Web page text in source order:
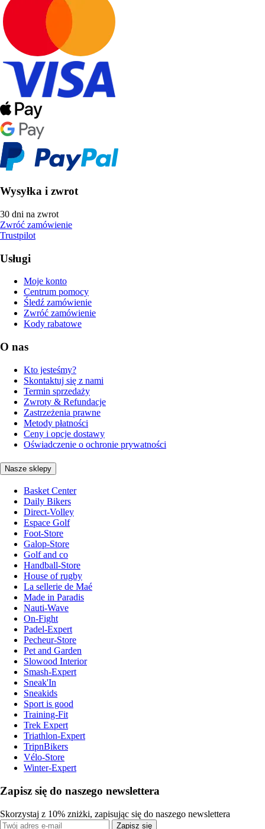
Wysyłka i zwrot
30 dni na zwrot
Zwróć zamówienie
Trustpilot
Usługi
Moje konto
Centrum pomocy
Śledź zamówienie
Zwróć zamówienie
Kody rabatowe
O nas
Kto jesteśmy?
Skontaktuj się z nami
Termin sprzedaży
Zwroty & Refundacje
Zastrzeżenia prawne
Metody płatności
Ceny i opcje dostawy
Oświadczenie o ochronie prywatności
Nasze sklepy
Basket Center
Daily Bikers
Direct-Volley
Espace Golf
Foot-Store
Galop-Store
Golf and co
Handball-Store
House of rugby
La sellerie de Maé
Made in Paradis
Nauti-Wave
On-Fight
Padel-Expert
Pecheur-Store
Pet and Garden
Slowood Interior
Smash-Expert
Sneak'In
Sneakids
Sport is good
Training-Fit
Trek Expert
Triathlon-Expert
TripnBikers
Vélo-Store
Winter-Expert
Zapisz się do naszego newslettera
Skorzystaj z 10% zniżki, zapisując się do naszego newslettera
Zapisz się